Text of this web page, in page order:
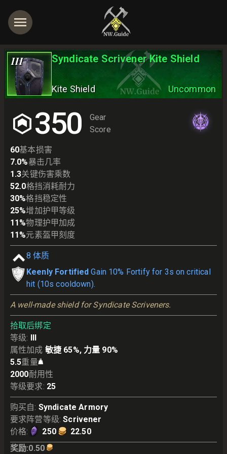
III Syndicate Scrivener Kite Shield
Kite Shield Uncommon
350
Gear
Score
60基本损害
7.0%暴击几率
1.3关键伤害乘数
52.0格挡消耗耐力
30%格挡稳定性
25%增加护甲等级
11%物理护甲加成
11%元素盔甲刻度
8 体质
Keenly Fortified Gain 10% Fortify for 3s on critical
hit (10s cooldown).
A well-made shield for Syndicate Scriveners.
拾取后绑定
等级: III
属性加成 敏捷 65%, 力量 90%
5.5重量
2000耐用性
等级要求: 25
购买自: Syndicate Armory
要求阵营等级: Scrivener
价格: 250
22.50
奖励:0.50